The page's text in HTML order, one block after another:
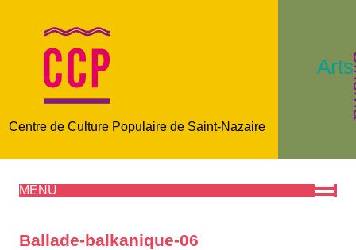
Centre de Culture Populaire de Saint-Nazaire
MENU
Ballade-balkanique-06